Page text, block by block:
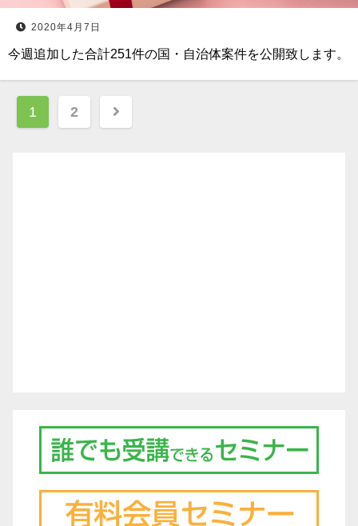
2020年4月7日
今週追加した合計251件の国・自治体案件を公開致します。
投
稿
1 2